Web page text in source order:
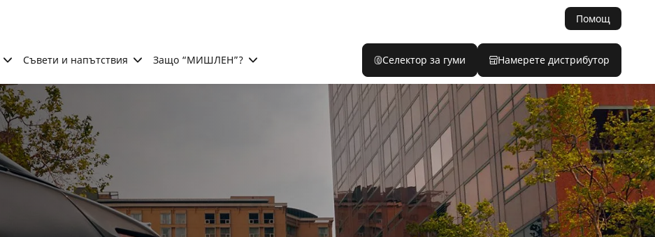
Помощ
Съвети и напътствия Защо “МИШЛЕН”? Селектор за гуми Намерете дистрибутор